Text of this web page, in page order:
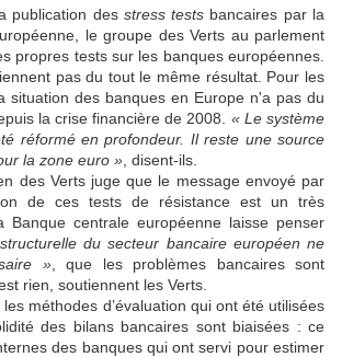
publication des stress tests bancaires par la
le groupe des Verts au parlement
propres tests sur les banques européennes.
pas du tout le même résultat. Pour les
situation des banques en Europe n'a pas du
la crise financière de 2008. « Le système
réformé en profondeur. Il reste une source
la zone euro » , disent-ils.
des Verts juge que le message envoyé par
de ces tests de résistance est un très
Banque centrale européenne laisse penser
du secteur bancaire européen ne
», que les problèmes bancaires sont
rien, soutiennent les Verts.
les méthodes d’évaluation qui ont été utilisées
des bilans bancaires sont biaisées : ce
des banques qui ont servi pour estimer